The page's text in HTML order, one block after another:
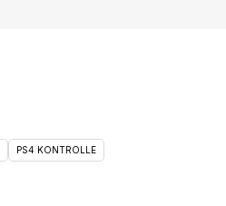
PS4 KONTROLLE